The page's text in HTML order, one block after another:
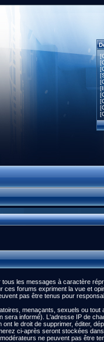
les messages à caractère
forums expriment la vue et
pas être tenus pour
menaçants, sexuels ou
informé). L'adresse IP de
le droit de supprimer, éditer,
ci-après seront stockées
ne peuvent pas être